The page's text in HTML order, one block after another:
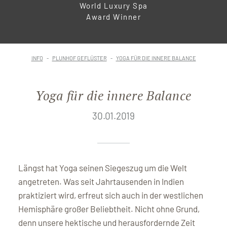
World Luxury Spa
Award Winner
INFO PLUNHOF GEFLÜSTER YOGA FÜR DIE INNERE BALANCE
Yoga für die innere Balance
30.01.2019
Längst hat Yoga seinen Siegeszug um die Welt
angetreten. Was seit Jahrtausenden in Indien
praktiziert wird, erfreut sich auch in der westlichen
Hemisphäre großer Beliebtheit. Nicht ohne Grund,
denn unsere hektische und herausfordernde Zeit